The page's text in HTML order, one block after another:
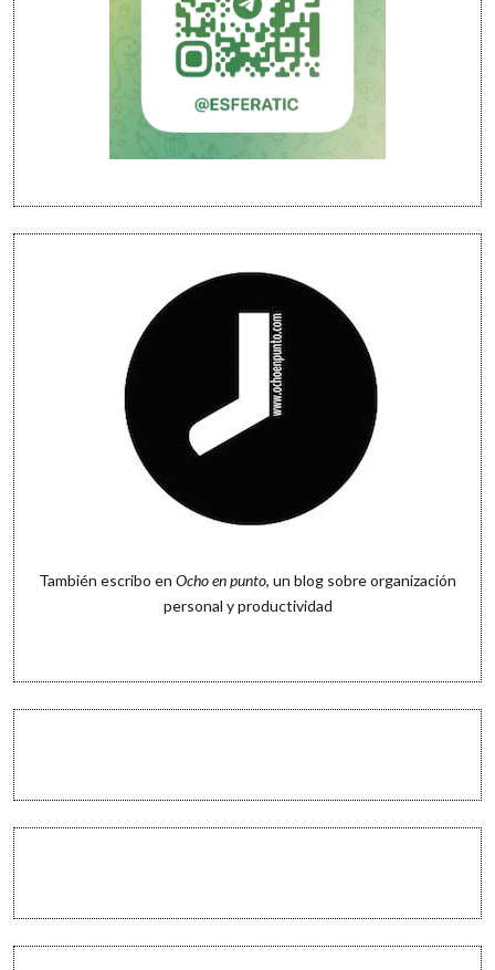
También escribo en Ocho en punto, un blog sobre organización
personal y productividad